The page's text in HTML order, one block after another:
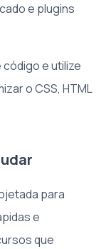
e plugins
e utilize
o CSS, HTML
para
e
que